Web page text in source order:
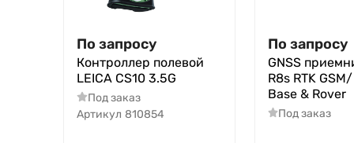
По запросу
Контроллер полевой
LEICA CS10 3.5G
Под заказ
Артикул 810854
По запросу
GNSS
R8s RTK
Base & Rover
Под заказ